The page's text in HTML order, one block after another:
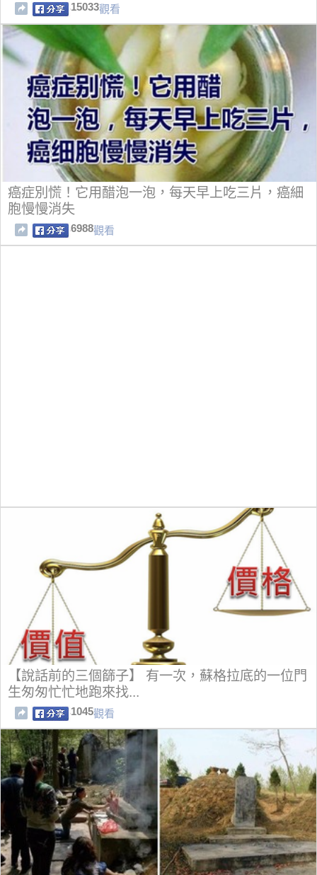
15033觀看
癌症別慌！它用醋泡一泡，每天早上吃三片，癌細
胞慢慢消失
6988觀看
【說話前的三個篩子】 有一次，蘇格拉底的一位門
生匆匆忙忙地跑來找...
1045觀看